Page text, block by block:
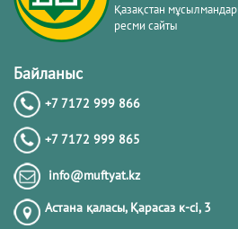
20.02.2026
Әдепсіздік иманның әлсіздігіне дәлел
｜ Ерболат Жүсіпов
20.02.2026
4249
РАМАЗАН – РАХЫМ, КЕШІРІМ ЖӘНЕ
ТОЗАҚТАН ҚҰТЫЛУ АЙЫ
Қазақстан
ресми сайты
Байланыс
+7 7172 999 866
+7 7172 999 865
info@muftyat.kz
Астана қаласы, Қарасаз к-сi, 3